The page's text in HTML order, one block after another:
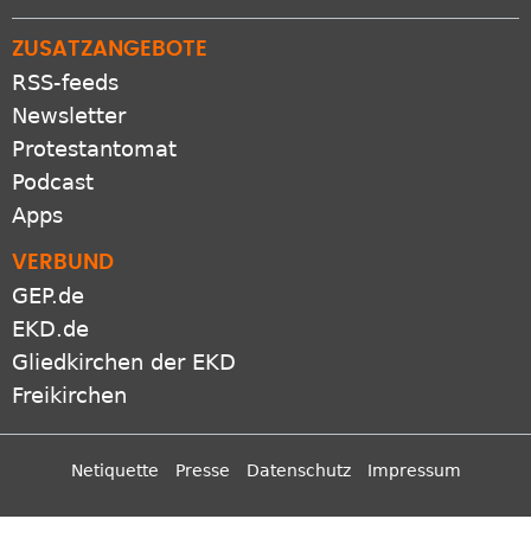
ZUSATZANGEBOTE
RSS-feeds
Newsletter
Protestantomat
Podcast
Apps
VERBUND
GEP.de
EKD.de
Gliedkirchen der EKD
Freikirchen
Netiquette Presse Datenschutz Impressum